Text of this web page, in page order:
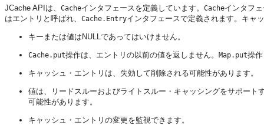
JCache APIは、 Cacheインタフェースを定義しています。 Cacheインタフ
はエントリと呼ばれ、 Cache.Entryインタフェースで定義されます。キャ
キーまたは値はNULLであってはいけません。
Cache.put操作は、エントリの以前の値を返しません。 Map.put操
キャッシュ・エントリは、失効して削除される可能性があります。
値は、リードスルーおよびライトスルー・キャッシングをサポー
可能性があります。
キャッシュ・エントリの変更を監視できます。